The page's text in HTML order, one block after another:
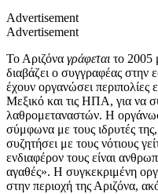
Advertisement
Advertisement
Το Αριζόνα γράφεται το 2005
διαβάζει ο συγγραφέας στην
έχουν οργανώσει
Μεξικό και τις ΗΠΑ, για να
λαθρομεταναστών. Η
σύμφωνα με τους ιδρυτές
συζητήσει με τους νότιους
ενδιαφέρον τους είναι
αγαθές». Η συγκεκριμένη
στην περιοχή της Αριζόνα,